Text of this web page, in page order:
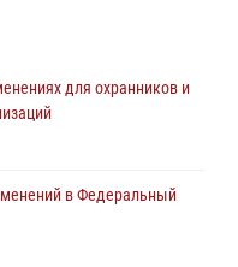
для охранников и
в Федеральный